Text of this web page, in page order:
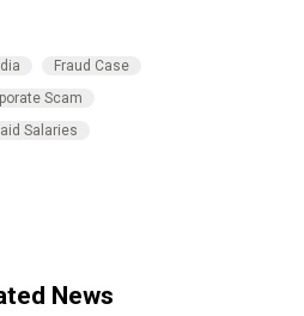
Fraud Case
Scam
Salaries
News